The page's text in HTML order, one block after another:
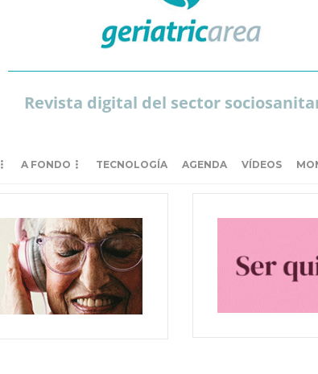
Revista digital del sector
A FONDO TECNOLOGÍA AGENDA VÍDEOS